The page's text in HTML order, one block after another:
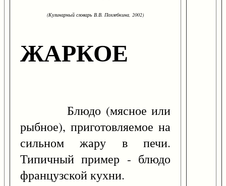
(Кулинарный словарь В.В. Похлебкина, 2002)
ЖАРКОЕ
Блюдо (мясное или
рыбное), приготовляемое на
сильном жару в печи.
Типичный пример - блюдо
французской кухни.